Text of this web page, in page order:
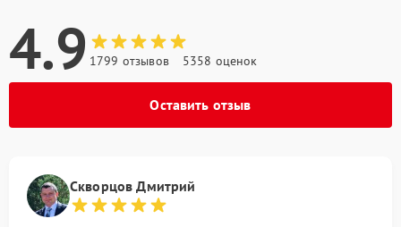
4.9 1799 отзывов 5358 оценок
Оставить отзыв
Скворцов Дмитрий